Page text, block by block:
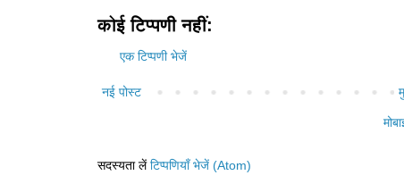
कोई टिप्पणी नहीं:
एक टिप्पणी भेजें
नई पोस्ट
सदस्यता लेंटिप्पणियाँ भेजें (Atom)